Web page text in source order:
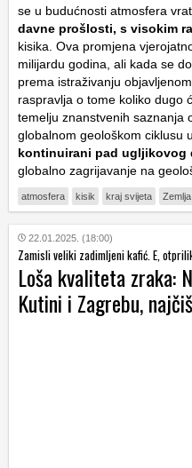
se u budućnosti atmosfera
davne prošlosti, s visokim
kisika. Ova promjena
milijardu godina, ali kada se
prema istraživanju
raspravlja o tome koliko dugo
temelju znanstvenih saznanja
globalnom geološkom ciklusu
kontinuirani pad ugljikovog
globalno zagrijavanje na
atmosfera kisik kraj svijeta Zemlja
22.01.2025. (18:00)
Zamisli veliki zadimljeni kafić. E,
Loša kvaliteta zraka:
Kutini i Zagrebu,